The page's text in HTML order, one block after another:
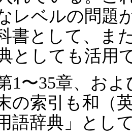
レベルの問題
書として、ま
としても活用
1〜35章、お
の索引も和（
語辞典」とし